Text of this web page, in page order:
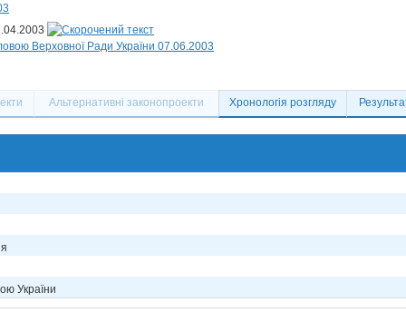
Верховної Ради України 07.06.2003
Альтернативні законопроекти Хронологія розгляду
України